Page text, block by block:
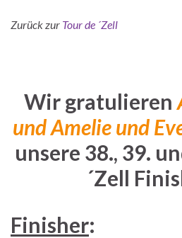
Zurück zur Tour de ´Zell
Wir gratulieren
und Amelieund
unsere 38., 39.
´Zell
Finisher: